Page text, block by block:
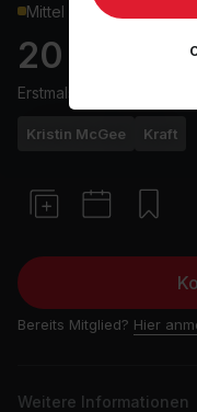
Mittel
20 min
Erstmals ausgestrahlt am
Kristin McGee Kraft
Bereits Mitglied? Hier
Weitere Informationen